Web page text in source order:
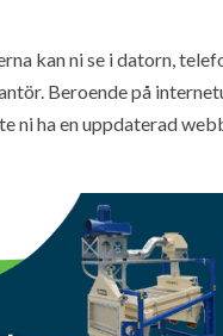
kan ni se i datorn,
Beroende på
ni ha en uppdaterad